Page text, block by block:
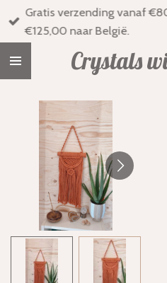
Ga
direct
Crystals
Gratis verzending vanaf
€125,00 naar België.